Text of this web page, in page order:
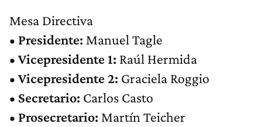
Mesa Directiva
• Presidente: Manuel Tagle
• Vicepresidente 1: Raúl Hermida
• Vicepresidente 2: Graciela Roggio
• Secretario: Carlos Casto
• Prosecretario: Martín Teicher